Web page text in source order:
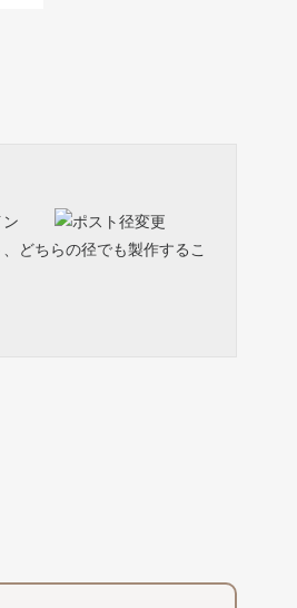
どちらの径でも製作するこ